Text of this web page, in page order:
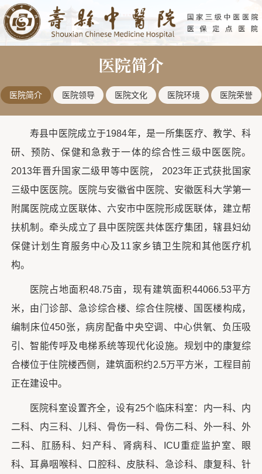
医院简介
医院简介 医院领导 医院文化 医院环境 医院荣誉
寿县中医院成立于1984年，是一所集医疗、教学、科
研、预防、保健和急救于一体的综合性三级中医医院。
2013年晋升国家二级甲等中医院， 2023年正式获批国家
三级中医医院。医院与安徽省中医院、安徽医科大学第一
附属医院成立医联体、六安市中医院形成医联体，建立帮
扶机制。牵头成立了县中医院医共体医疗集团，辖县妇幼
保健计划生育服务中心及11家乡镇卫生院和其他医疗机
构。
医院占地面积48.75亩，现有建筑面积44066.53平方
米，由门诊部、急诊综合楼、综合住院楼、国医楼构成，
编制床位450张，病房配备中央空调、中心供氧、负压吸
引、智能传呼及电梯系统等现代化设施。规划中的康复综
合楼位于住院楼西侧，建筑面积约2.5万平方米，工程目前
正在建设中。
医院科室设置齐全，设有25个临床科室：内一科、内
二科、内三科、儿科、骨伤一科、骨伤二科、外一科、外
二科、肛肠科、妇产科、肾病科、ICU重症监护室、眼
科、耳鼻咽喉科、口腔科、皮肤科、急诊科、康复科、针